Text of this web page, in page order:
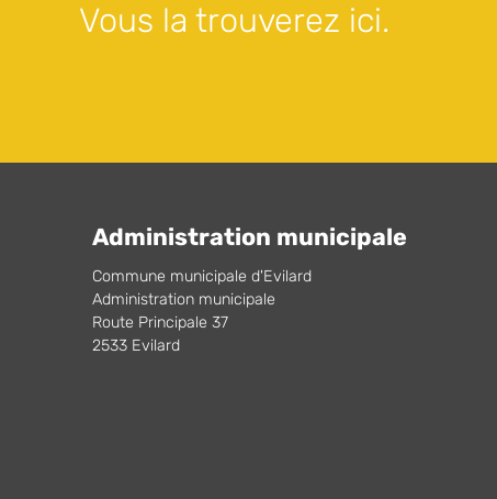
Vous la trouverez ici.
Administration municipale
Commune municipale d'Evilard
Administration municipale
Route Principale 37
2533 Evilard